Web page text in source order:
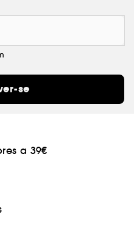
se
a 39€